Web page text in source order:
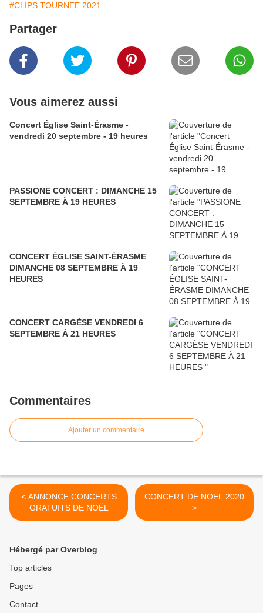
#CLIPS TOURNEE 2021
Partager
Vous aimerez aussi
Concert Église Saint-Érasme -
vendredi 20 septembre - 19 heures
PASSIONE CONCERT : DIMANCHE 15
SEPTEMBRE À 19 HEURES
CONCERT ÉGLISE SAINT-ÉRASME
DIMANCHE 08 SEPTEMBRE À 19
HEURES
CONCERT CARGÈSE VENDREDI 6
SEPTEMBRE À 21 HEURES
Commentaires
Ajouter un commentaire
< ANNONCE CONCERTS
GRATUITS DE NOËL
CONCERT DE NOEL 2020
>
Hébergé par Overblog
Top articles
Pages
Contact